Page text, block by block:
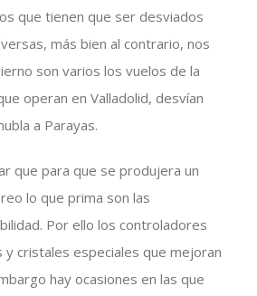
que tienen que ser desviados
más bien al contrario, nos
son varios los vuelos de la
operan en Valladolid, desvían
a Parayas.
que para que se produjera un
lo que prima son las
Por ello los controladores
y cristales especiales que mejoran
hay ocasiones en las que